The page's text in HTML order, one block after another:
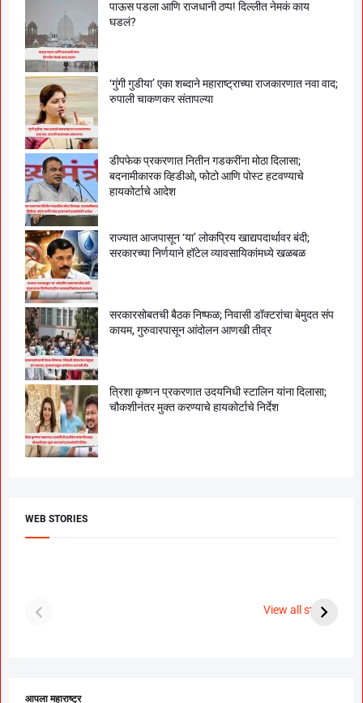
पाऊस पडला आणि राजधानी ठप्प! दिल्लीत नेमकं काय
घडलं?
‘गुंगी गुडीया’ एका शब्दाने महाराष्ट्राच्या राजकारणात नवा वाद;
रुपाली चाकणकर संतापल्या
डीपफेक प्रकरणात नितीन गडकरींना मोठा दिलासा;
बदनामीकारक व्हिडीओ, फोटो आणि पोस्ट हटवण्याचे
हायकोर्टाचे आदेश
राज्यात आजपासून ‘या’ लोकप्रिय खाद्यपदार्थावर बंदी;
सरकारच्या निर्णयाने हॉटेल व्यावसायिकांमध्ये खळबळ
सरकारसोबतची बैठक निष्फळ; निवासी डॉक्टरांचा बेमुदत संप
कायम, गुरुवारपासून आंदोलन आणखी तीव्र
त्रिशा कृष्णन प्रकरणात उदयनिधी स्टालिन यांना दिलासा;
चौकशीनंतर मुक्त करण्याचे हायकोर्टाचे निर्देश
WEB STORIES
View all stories
पूजा सावंत ने गुपचूप
आपला महाराष्ट्र